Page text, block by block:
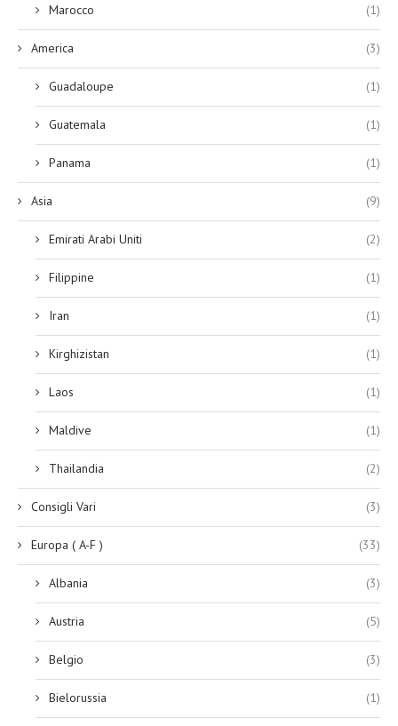
Marocco (1)
America (3)
Guadaloupe (1)
Guatemala (1)
Panama (1)
Asia (9)
Emirati Arabi Uniti (2)
Filippine (1)
Iran (1)
Kirghizistan (1)
Laos (1)
Maldive (1)
Thailandia (2)
Consigli Vari (3)
Europa ( A-F ) (33)
Albania (3)
Austria (5)
Belgio (3)
Bielorussia (1)